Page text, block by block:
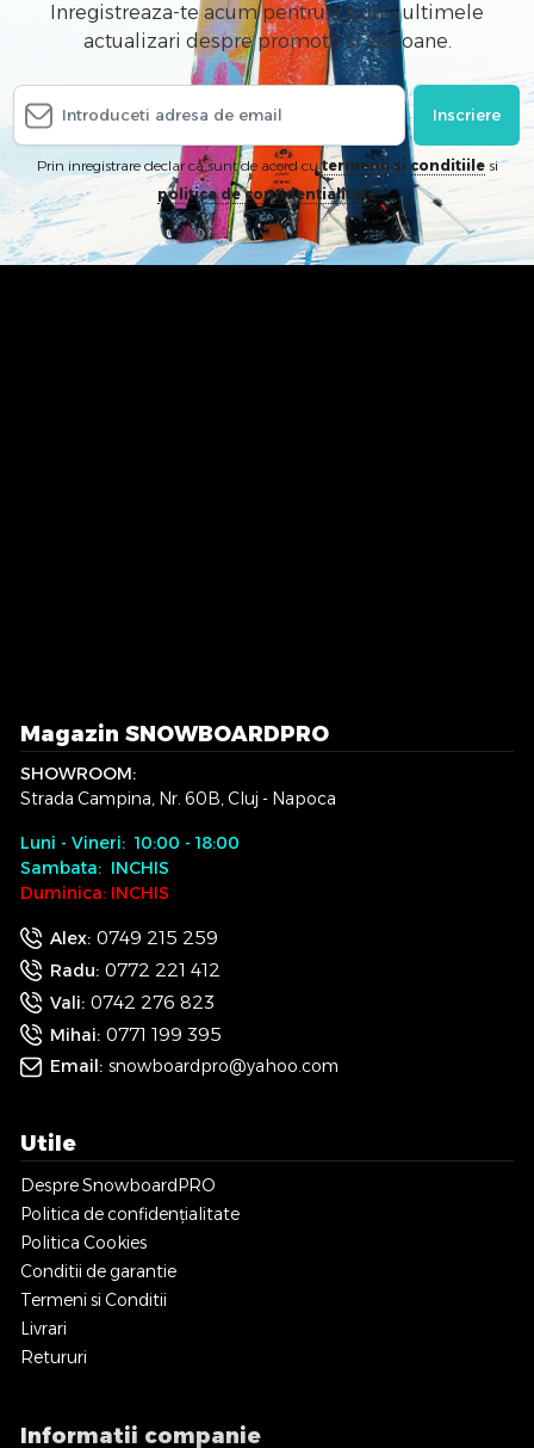
Inregistreaza-te acum pentru a primi ultimele
actualizari despre promotii si cupoane.
Inscriere
Prin inregistrare declar ca sunt de acord cutermenii si conditiilesi
politica de confidentialitate
Magazin SNOWBOARDPRO
SHOWROOM:
Strada Campina, Nr. 60B, Cluj - Napoca
Luni - Vineri: 10:00 - 18:00
Sambata: INCHIS
Duminica: INCHIS
Alex: 0749 215 259
Radu: 0772 221 412
Vali: 0742 276 823
Mihai: 0771 199 395
Email: snowboardpro@yahoo.com
Utile
Despre SnowboardPRO
Politica de confidențialitate
Politica Cookies
Conditii de garantie
Termeni si Conditii
Livrari
Retururi
Informatii companie